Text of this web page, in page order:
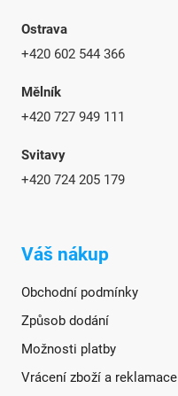
Ostrava
+420 602 544 366
Mělník
+420 727 949 111
Svitavy
+420 724 205 179
Váš nákup
Obchodní podmínky
Způsob dodání
Možnosti platby
Vrácení zboží a reklamace